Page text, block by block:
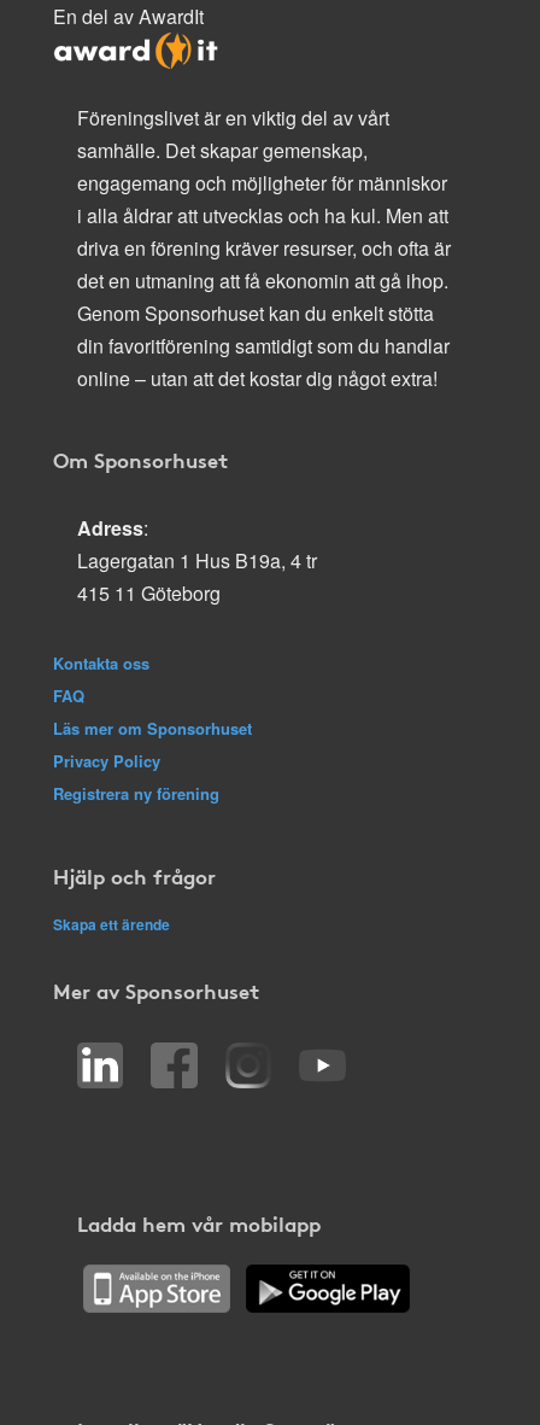
En del av AwardIt
Föreningslivet är en viktig del av vårt
samhälle. Det skapar gemenskap,
engagemang och möjligheter för människor
i alla åldrar att utvecklas och ha kul. Men att
driva en förening kräver resurser, och ofta är
det en utmaning att få ekonomin att gå ihop.
Genom Sponsorhuset kan du enkelt stötta
din favoritförening samtidigt som du handlar
online – utan att det kostar dig något extra!
Om Sponsorhuset
Adress:
Lagergatan 1 Hus B19a, 4 tr
415 11 Göteborg
Kontakta oss
FAQ
Läs mer om Sponsorhuset
Privacy Policy
Registrera ny förening
Hjälp och frågor
Skapa ett ärende
Mer av Sponsorhuset
Ladda hem vår mobilapp